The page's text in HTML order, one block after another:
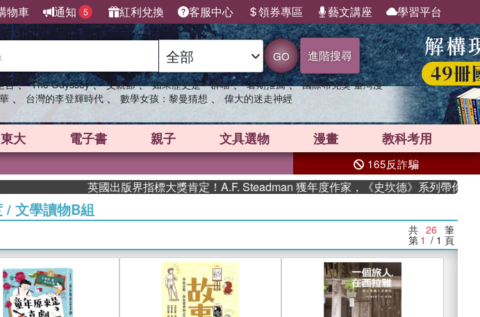
物車 通知 5 紅利兌換 客服中心 領券專區 藝文講座 學習平台
GO 進階搜尋
吾 、 The Odyssey 、 父親節 、 如果歷史是一群喵 、 暑期推薦 、 國際布克獎 臺灣漫
、 台灣的李登輝時代 、 數學女孩：黎曼猜想 、 偉大的迷走神經
大 電子書 親子 文具選物 漫畫 教科考用
165反詐騙
英國出版界指標大獎肯定！A.F. Steadman 獲年度作家，《史坎德》系列帶你踏上熱血奇幻
/ 文學讀物B組
共 26 筆
第 1 / 1 頁